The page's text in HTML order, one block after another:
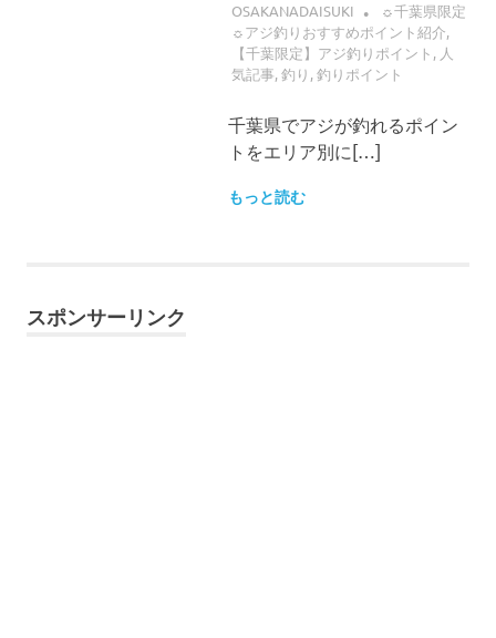
OSAKANADAISUKI
☼千葉県限定
☼アジ釣りおすすめポイント紹介,
【千葉限定】アジ釣りポイント , 人
気記事,釣り ,釣りポイント
千葉県でアジが釣れるポイン
トをエリア別に[…]
もっと読む
スポンサーリンク